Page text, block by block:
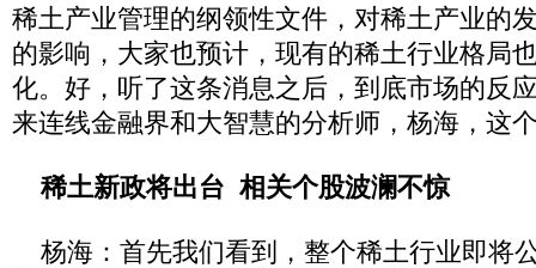
稀土产业管理的纲领性文件，对稀土产业的
的影响，大家也预计，现有的稀土行业格局
化。好，听了这条消息之后，到底市场的反
来连线金融界和大智慧的分析师，杨海，这
稀土新政将出台 相关个股波澜不惊
杨海：首先我们看到，整个稀土行业即将